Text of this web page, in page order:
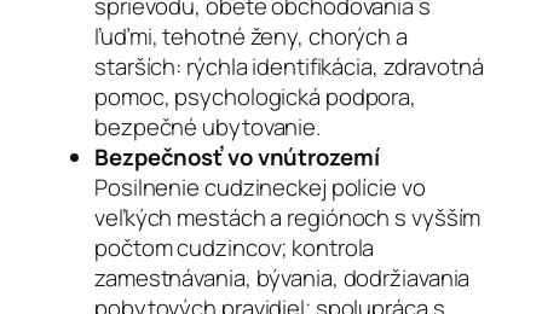
ľuďmi, tehotné ženy, chorých a
starších: rýchla identifikácia, zdravotná
pomoc, psychologická podpora,
bezpečné ubytovanie.
Bezpečnosť vo vnútrozemí
Posilnenie cudzineckej polície vo
veľkých mestách a regiónoch s vyšším
počtom cudzincov; kontrola
zamestnávania, bývania, dodržiavania